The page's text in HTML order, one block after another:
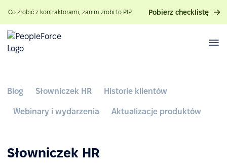
Co zrobić z kontraktorami, zanim zrobi to PIP Pobierz checklistę
Blog Słowniczek HR Historie klientów
Webinary i wydarzenia Aktualizacje produktów
Słowniczek HR